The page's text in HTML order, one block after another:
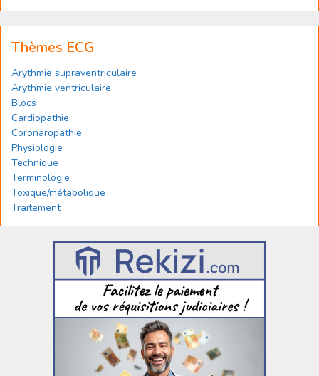
Thèmes ECG
Arythmie supraventriculaire
Arythmie ventriculaire
Blocs
Cardiopathie
Coronaropathie
Physiologie
Technique
Terminologie
Toxique/métabolique
Traitement